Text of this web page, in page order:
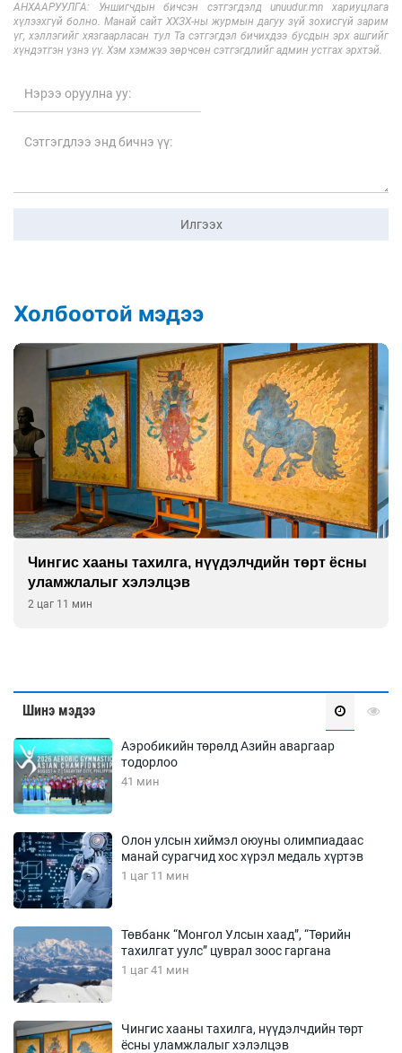
АНХААРУУЛГА: Уншигчдын бичсэн сэтгэгдэлд unuudur.mn хариуцлага
хүлээхгүй болно. Манай сайт ХХЗХ-ны журмын дагуу зүй зохисгүй зарим
үг, хэллэгийг хязгаарласан тул Та сэтгэгдэл бичихдээ бусдын эрх ашгийг
хүндэтгэн үзнэ үү. Хэм хэмжээ зөрчсөн сэтгэгдлийг админ устгах эрхтэй.
Илгээх
Холбоотой мэдээ
Чингис хааны тахилга, нүүдэлчдийн төрт ёсны
уламжлалыг хэлэлцэв
2 цаг 11 мин
Шинэ мэдээ
Аэробикийн төрөлд Азийн аваргаар
тодорлоо
41 мин
Олон улсын хиймэл оюуны олимпиадаас
манай сурагчид хос хүрэл медаль хүртэв
1 цаг 11 мин
Төвбанк “Монгол Улсын хаад”, “Төрийн
тахилгат уулс” цуврал зоос гаргана
1 цаг 41 мин
Чингис хааны тахилга, нүүдэлчдийн төрт
ёсны уламжлалыг хэлэлцэв